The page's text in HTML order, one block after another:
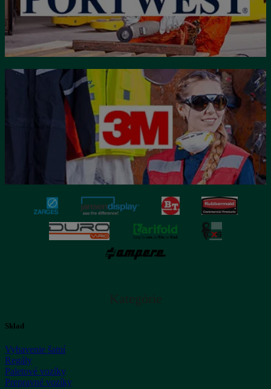
Kategórie
Sklad
Vybavenie šatní
Regály
Paletové vozíky
Prepravné vozíky